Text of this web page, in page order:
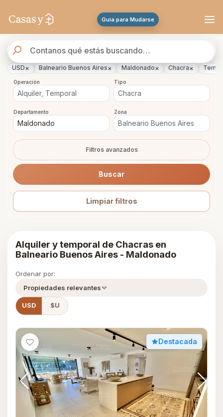
Guia para Mudarse
de
propiedades
USD× Balneario Buenos Aires× Maldonado× Chacra×
Operación Tipo
Departamento Zona
Filtros avanzados
Buscar
Limpiar filtros
Alquiler y temporal de Chacras en
Balneario Buenos Aires - Maldonado
Ordenar por:
Propiedades relevantes
USD $U
Destacada